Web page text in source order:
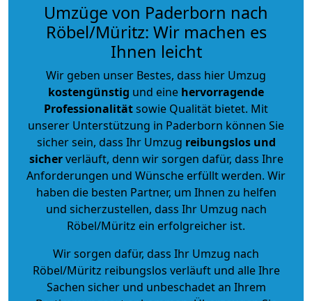
Umzüge von Paderborn nach
Röbel/Müritz: Wir machen es
Ihnen leicht
Wir geben unser Bestes, dass hier Umzug
kostengünstig und eine hervorragende
Professionalitätsowie Qualität bietet. Mit
unserer Unterstützung in Paderborn können Sie
sicher sein, dass Ihr Umzug reibungslos und
sicherverläuft, denn wir sorgen dafür, dass Ihre
Anforderungen und Wünsche erfüllt werden. Wir
haben die besten Partner, um Ihnen zu helfen
und sicherzustellen, dass Ihr Umzug nach
Röbel/Müritz ein erfolgreicher ist.
Wir sorgen dafür, dass Ihr Umzug nach
Röbel/Müritz reibungslos verläuft und alle Ihre
Sachen sicher und unbeschadet an Ihrem